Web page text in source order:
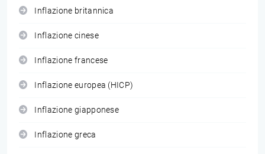
Inflazione britannica
Inflazione cinese
Inflazione francese
Inflazione europea (HICP)
Inflazione giapponese
Inflazione greca